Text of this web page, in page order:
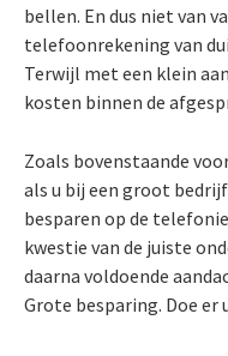
bellen. En dus niet van
telefoonrekening van
Terwijl met een klein
kosten binnen de
Zoals bovenstaande
als u bij een groot
besparen op de
kwestie van de juiste
daarna voldoende
Grote besparing. Doe er